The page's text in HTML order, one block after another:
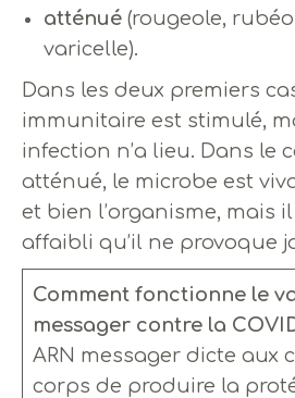
atténué (rougeole,
varicelle).
Dans les deux premiers
immunitaire est stimulé,
infection n’a lieu. Dans le
atténué, le microbe est
et bien l’organisme, mais
affaibli qu’il ne provoque
Comment fonctionne le
messager contre la
ARN messager dicte aux
corps de produire la